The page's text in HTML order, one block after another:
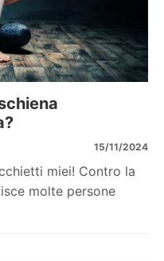
15/11/2024
miei! Contro la
molte persone